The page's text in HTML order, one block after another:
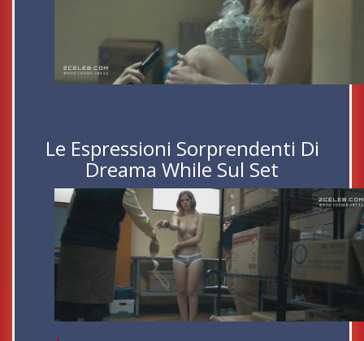
Le Espressioni Sorprendenti Di
Dreama While Sul Set